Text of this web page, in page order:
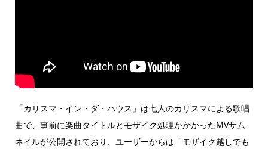
「カリスマ・イン・ダ・ハウス」は七人のカリスマによる歌唱
曲で、事前に楽曲タイトルとモザイク処理がかかったMVサム
ネイルが公開されており、ユーザーからは「モザイク越しでも